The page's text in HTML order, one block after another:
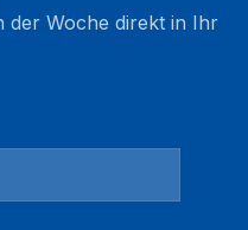
der Woche direkt in Ihr